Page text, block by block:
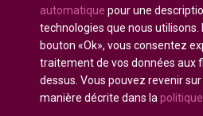
Português(Portugais - du Portugal)
Tous droits réservés © 2020 -
automatique pour une
technologies que nous utilisons.
bouton «Ok», vous consentez
traitement de vos données aux
dessus. Vous pouvez revenir
manière décrite dans la